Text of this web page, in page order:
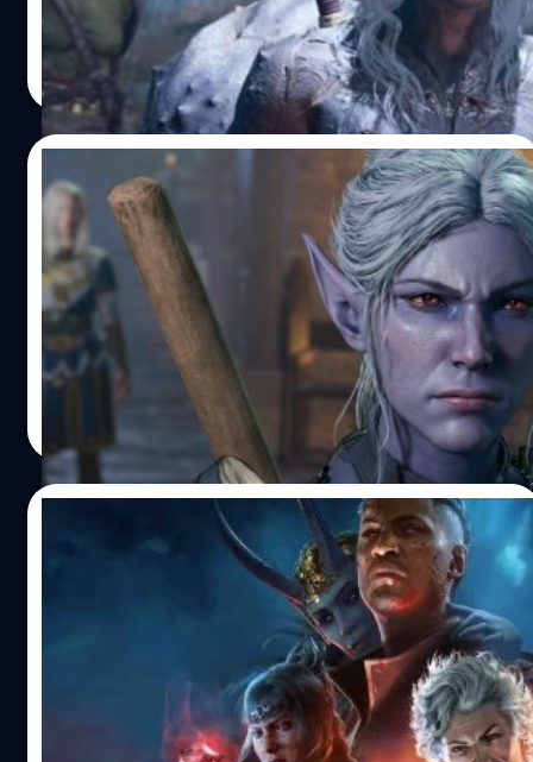
วงศกร ปฐมชัยวัฒน์| 1090 days ago
Read More
Baldur’s Gate 3 กลายเป็นเกมที่ได้คะแนนรีวิว
ดีที่สุดประจำปี ค.ศ. 2023 จากเว็บไซต์
Metacritic
Baldur’s Gate 3 กลายเป็นเกมที่ได้คะแนนรีวิวดีที่สุดประจำปี
ค.ศ. 2023 จากเว็บไซต์ Metacritic
จีรนาถ เรืองทรัพย์ | 1094 days ago
Baldur’s Gate 3 กลายเป็นหนึ่งในเกมที่เปิดตัว
ใน Steam ได้อย่างยิ่งใหญ่
Baldur’s Gate 3 กลายเป็นหนึ่งในเกมที่เปิดตัวใน Steam ได้
จีรนาถ เรืองทรัพย์| 1096 days ago